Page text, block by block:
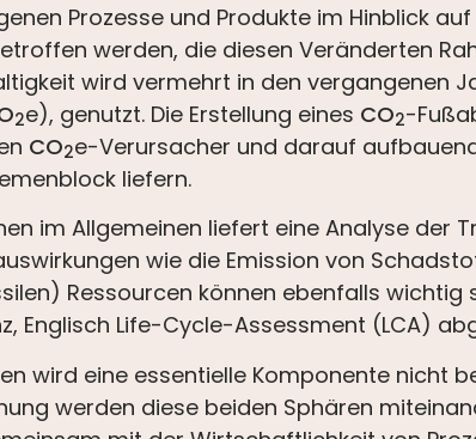
Prozesse und Produkte im Hinblick
werden, die diesen Veränderten
wird vermehrt in den vergangenen
2e), genutzt. Die Erstellung eines CO2-
CO2e-Verursacher und darauf
liefern.
im Allgemeinen liefert eine Analyse
wie die Emission von
Ressourcen können ebenfalls
Englisch Life-Cycle-Assessment (LCA)
wird eine essentielle Komponente nicht
werden diese beiden Sphären